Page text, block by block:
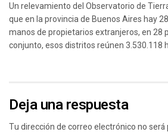
Un relevamiento del Observatorio de
que en la provincia de Buenos Aires hay
manos de propietarios extranjeros, en 28
conjunto, esos distritos reúnen 3.530.118
Deja una respuesta
Tu dirección de correo electrónico no será